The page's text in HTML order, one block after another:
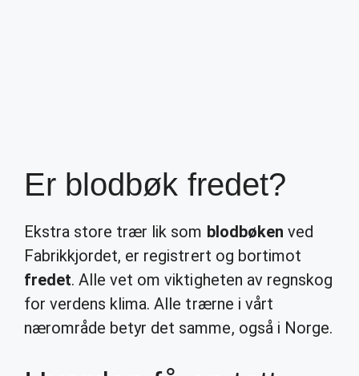
Er blodbøk fredet?
Ekstra store trær lik som blodbøken ved
Fabrikkjordet, er registrert og bortimot
fredet. Alle vet om viktigheten av regnskog
for verdens klima. Alle trærne i vårt
nærområde betyr det samme, også i Norge.